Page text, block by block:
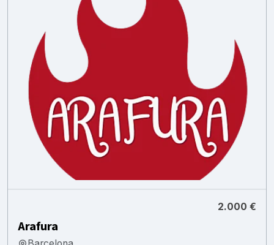
2.000 €
Arafura